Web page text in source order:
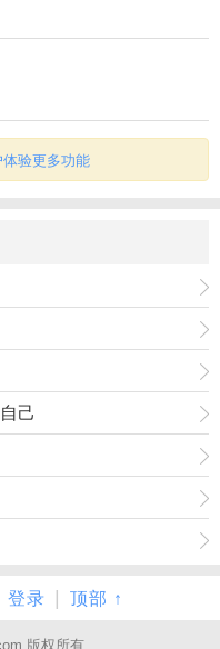
验更多功能
己
登录 顶部 ↑
版权所有